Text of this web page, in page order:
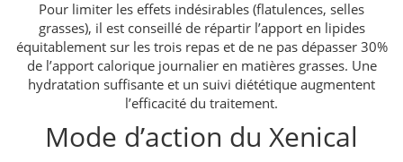
Pour limiter les effets indésirables (flatulences, selles
grasses), il est conseillé de répartir l’apport en lipides
équitablement sur les trois repas et de ne pas dépasser 30%
de l’apport calorique journalier en matières grasses. Une
hydratation suffisante et un suivi diététique augmentent
l’efficacité du traitement.
Mode d’action du Xenical